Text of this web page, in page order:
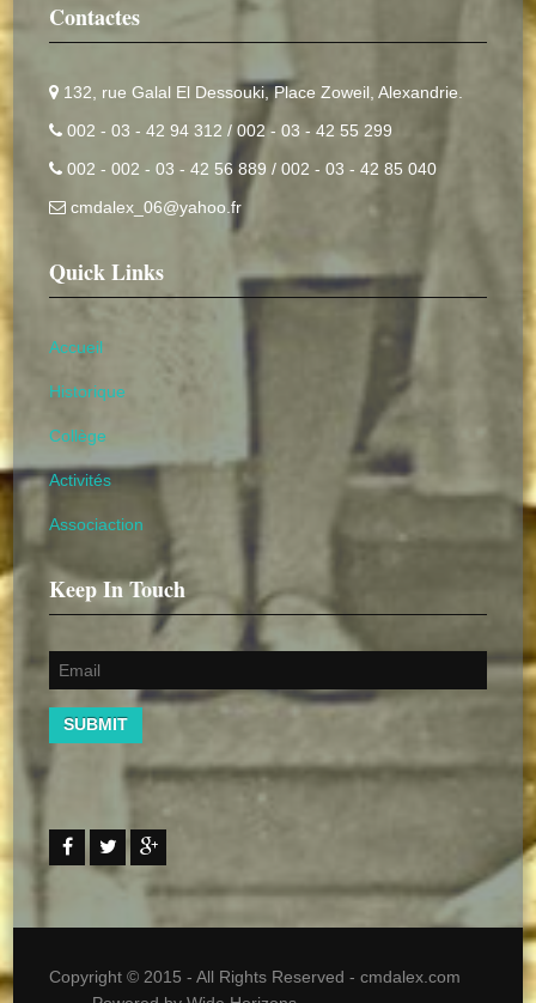
Contactes
132, rue Galal El Dessouki, Place Zoweil, Alexandrie.
002 - 03 - 42 94 312 / 002 - 03 - 42 55 299
002 - 002 - 03 - 42 56 889 / 002 - 03 - 42 85 040
cmdalex_06@yahoo.fr
Quick Links
Accueil
Historique
Collège
Activités
Associaction
Keep In Touch
SUBMIT
Copyright © 2015 - All Rights Reserved -cmdalex.com